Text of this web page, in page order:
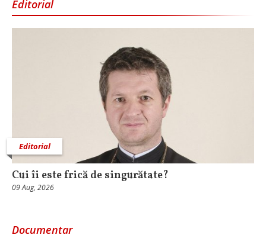
Editorial
Editorial
Cui îi este frică de singurătate?
09 Aug, 2026
Documentar